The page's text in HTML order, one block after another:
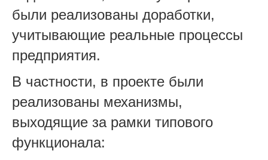
были реализованы доработки,
учитывающие реальные процессы
предприятия.
В частности, в проекте были
реализованы механизмы,
выходящие за рамки типового
функционала: